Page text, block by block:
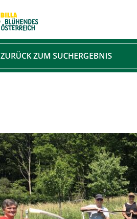
ZURÜCK ZUM SUCHERGEBNIS